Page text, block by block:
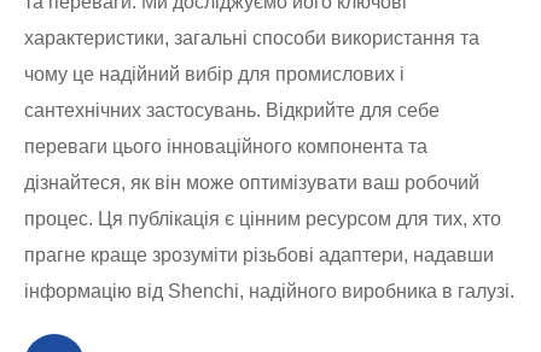
характеристики, загальні способи використання та
чому це надійний вибір для промислових і
сантехнічних застосувань. Відкрийте для себе
переваги цього інноваційного компонента та
дізнайтеся, як він може оптимізувати ваш робочий
процес. Ця публікація є цінним ресурсом для тих, хто
прагне краще зрозуміти різьбові адаптери, надавши
інформацію від Shenchi, надійного виробника в галузі.